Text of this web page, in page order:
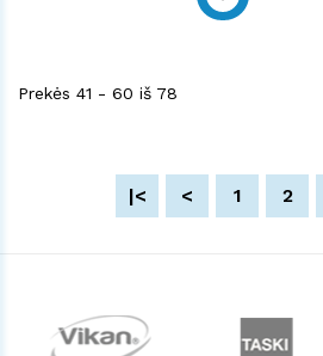
Prekės 41 - 60 iš 78
|< < 1 2